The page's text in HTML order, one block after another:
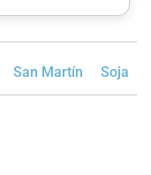
San Martín Soja